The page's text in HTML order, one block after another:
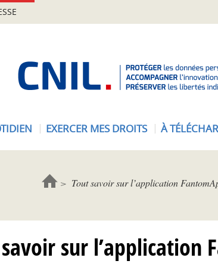
EXERCER MES DROITS À
Tout savoir sur l’application
sur l’application